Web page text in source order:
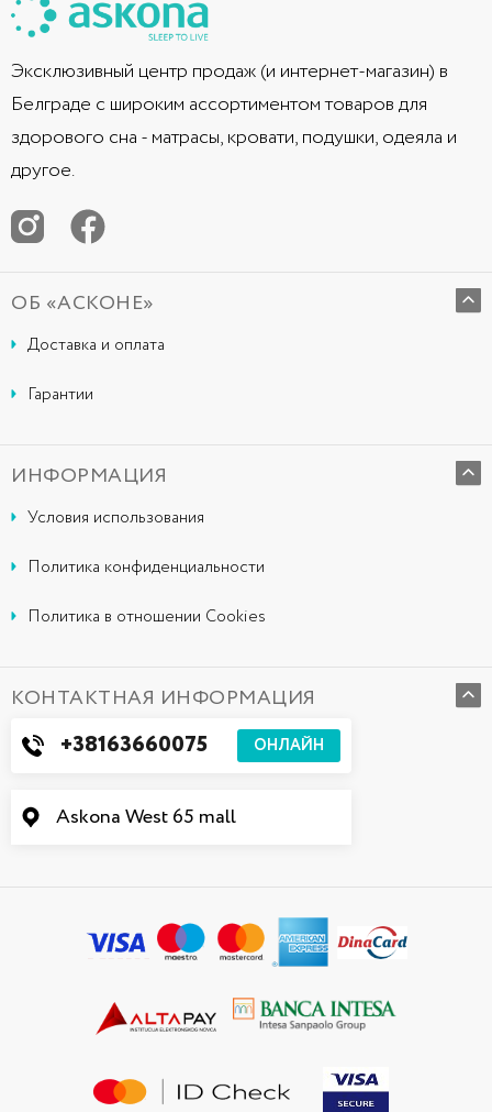
Эксклюзивный центр продаж (и интернет-магазин) в
Белграде с широким ассортиментом товаров для
здорового сна - матрасы, кровати, подушки, одеяла и
другое.
ОБ «АСКОНЕ»
Доставка и оплата
Гарантии
ИНФОРМАЦИЯ
Условия использования
Политика конфиденциальности
Политика в отношении Cookies
КОНТАКТНАЯ ИНФОРМАЦИЯ
+38163660075 ОНЛАЙН
Askona West 65 mall